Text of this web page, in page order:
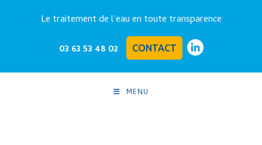
Le traitement de l’eau en toute transparence
03 63 53 48 02
CONTACT
MENU